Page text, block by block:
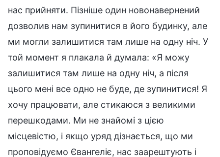
нас прийняти. Пізніше один новонавернений
дозволив нам зупинитися в його будинку, але
ми могли залишитися там лише на одну ніч. У
той момент я плакала й думала: «Я можу
залишитися там лише на одну ніч, а після
цього мені все одно не буде, де зупинитися! Я
хочу працювати, але стикаюся з великими
перешкодами. Ми не знайомі з цією
місцевістю, і якщо уряд дізнається, що ми
проповідуємо Євангеліє, нас заарештують і